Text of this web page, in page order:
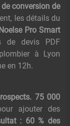
conversion de
les détails du
Noelse Pro Smart
de devis PDF
à Lyon
en 12h.
75 000
ajouter des
: 60 % des